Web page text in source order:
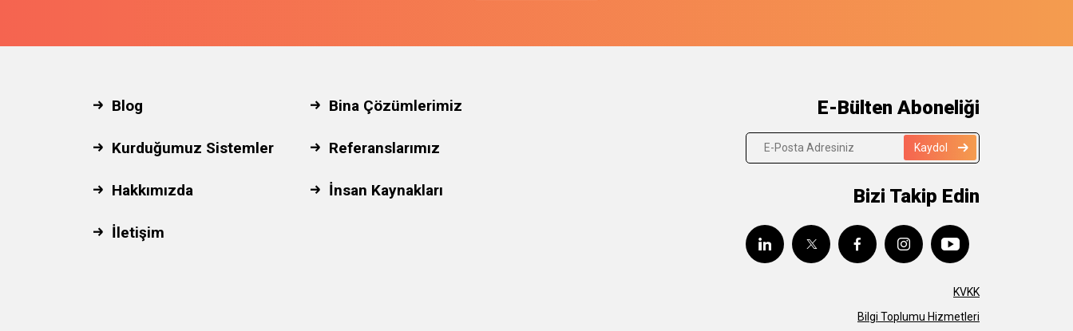
Blog Bina Çözümlerimiz
Kurduğumuz Sistemler Referanslarımız
Hakkımızda İnsan Kaynakları
İletişim
E-Bülten Aboneliği
Kaydol
Bizi Takip Edin
KVKK
Bilgi Toplumu Hizmetleri